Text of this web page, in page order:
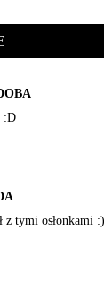
:D
z tymi osłonkami